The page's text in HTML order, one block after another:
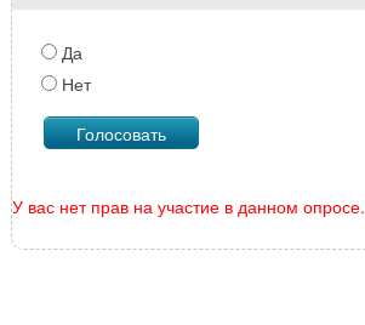
Да
Нет
У вас нет прав на участие в данном опросе.